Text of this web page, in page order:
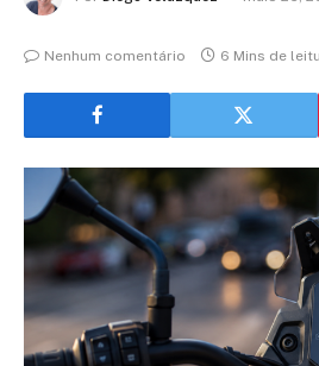
Nenhum comentário 6 Mins de